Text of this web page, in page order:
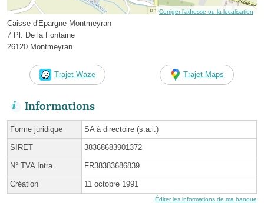
Corriger l’adresse ou la localisation
Caisse d'Epargne Montmeyran
7 Pl. De la Fontaine
26120 Montmeyran
Trajet Waze Trajet Maps
Informations
Forme juridique SA à directoire (s.a.i.)
SIRET 38368683901372
N° TVA Intra. FR38383686839
Création 11 octobre 1991
Éditer les informations de ma banque